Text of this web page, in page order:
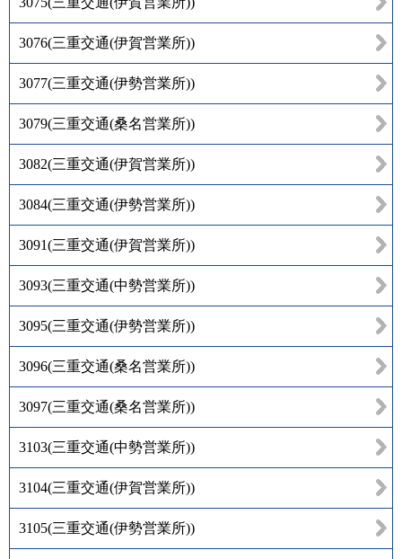
3076(三重交通(伊賀営業所))
3077(三重交通(伊勢営業所))
3079(三重交通(桑名営業所))
3082(三重交通(伊賀営業所))
3084(三重交通(伊勢営業所))
3091(三重交通(伊賀営業所))
3093(三重交通(中勢営業所))
3095(三重交通(伊勢営業所))
3096(三重交通(桑名営業所))
3097(三重交通(桑名営業所))
3103(三重交通(中勢営業所))
3104(三重交通(伊賀営業所))
3105(三重交通(伊勢営業所))